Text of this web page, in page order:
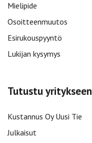
Mielipide
Osoitteenmuutos
Esirukouspyyntö
Lukijan kysymys
Tutustu yritykseen
Kustannus Oy Uusi Tie
Julkaisut